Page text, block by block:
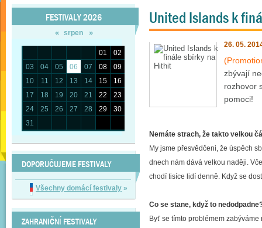
FESTIVALY 2026
« srpen »
01
02
03
04 05 06 07 08
09
10
11 12 13 14 15
16
17
18 19 20 21 22
23
24
25 26 27 28 29
30
31
DOPORUČUJEME FESTIVALY
Všechny domácí festivaly »
ZAHRANIČNÍ FESTIVALY
United Islands k
26. 05.
zbývají
rozhovor
pomoci!
Nemáte strach, že takto velkou
My jsme přesvědčeni, že úspěch
dnech nám dává velkou naději.
chodí tisíce lidí denně. Když se
Co se stane, když to
Byť se tímto problémem